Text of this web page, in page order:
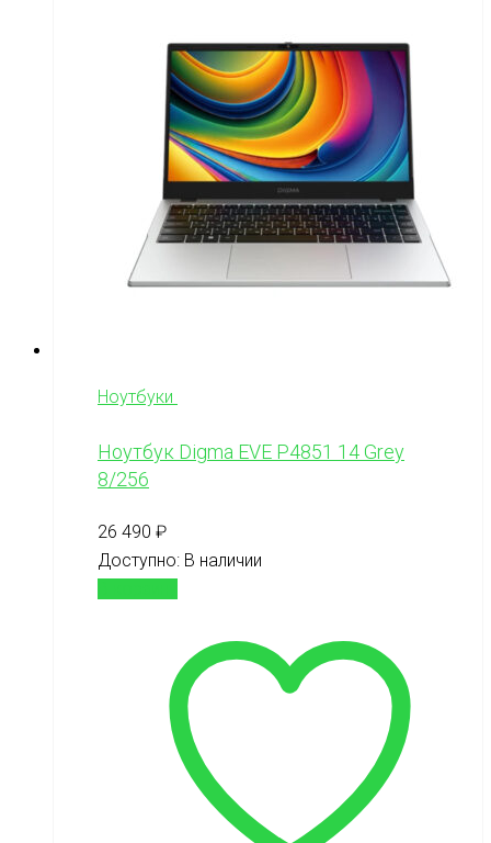
Ноутбуки
Ноутбук Digma EVE P4851 14 Grey
8/256
26 490 ₽
Доступно: В наличии